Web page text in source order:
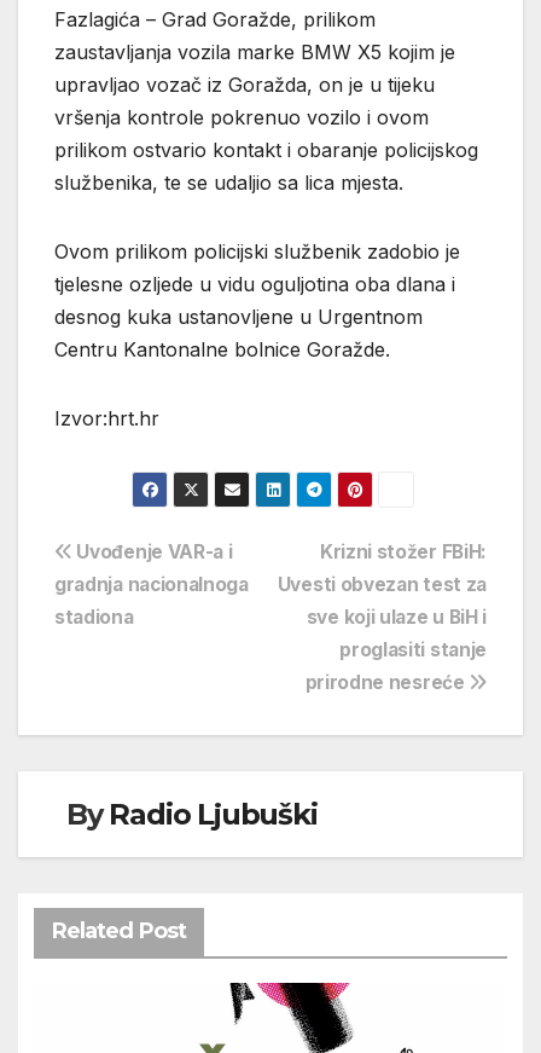
Fazlagića – Grad Goražde, prilikom
zaustavljanja vozila marke BMW X5 kojim je
upravljao vozač iz Goražda, on je u tijeku
vršenja kontrole pokrenuo vozilo i ovom
prilikom ostvario kontakt i obaranje policijskog
službenika, te se udaljio sa lica mjesta.
Ovom prilikom policijski službenik zadobio je
tjelesne ozljede u vidu oguljotina oba dlana i
desnog kuka ustanovljene u Urgentnom
Centru Kantonalne bolnice Goražde.
Izvor:hrt.hr
Navigacija
objava
Krizni stožer FBiH:
Uvesti obvezan test za
sve koji ulaze u BiH i
proglasiti stanje
prirodne nesreće
Uvođenje VAR-a i
gradnja nacionalnoga
stadiona
ByRadio Ljubuški
Related Post